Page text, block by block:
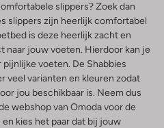
slippers? Zoek dan
slippers zijn heerlijk comfortabel
is deze heerlijk zacht en
jouw voeten. Hierdoor kan je
voeten. De Shabbies
veel varianten en kleuren zodat
jou beschikbaar is. Neem dus
webshop van Omoda voor de
kies het paar dat bij jouw